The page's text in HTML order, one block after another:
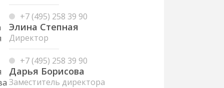
+7 (495) 258 39 90
Элина Степная
Директор
+7 (495) 258 39 90
Дарья Борисова
Заместитель директора